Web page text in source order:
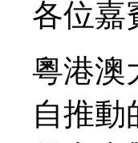
各位嘉
粵港澳
自推